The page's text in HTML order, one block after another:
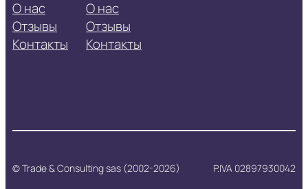
О нас
Отзывы
Контакты
О нас
Отзывы
Контакты
© Trade & Consulting sas (2002-2026) P.IVA 02897930042